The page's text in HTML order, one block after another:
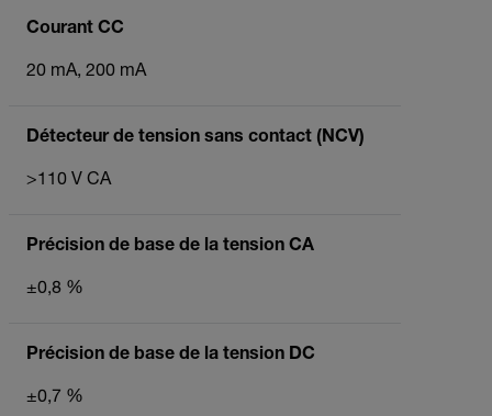
Courant CC
20 mA, 200 mA
Détecteur de tension sans contact (NCV)
>110 V CA
Précision de base de la tension CA
±0,8 %
Précision de base de la tension DC
±0,7 %